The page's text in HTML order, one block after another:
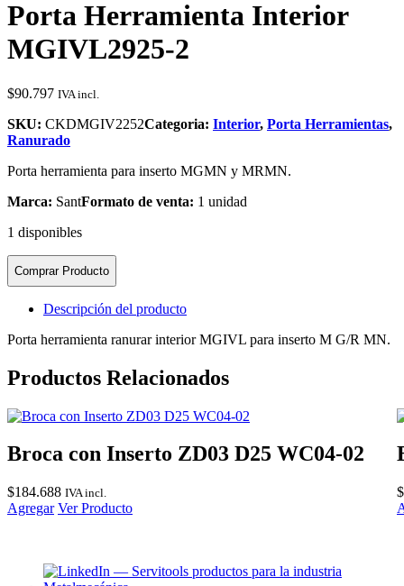
Porta Herramienta Interior
MGIVL2925-2
$90.797 IVA incl.
SKU: CKDMGIV2252Categoria: Interior, Porta Herramientas,
Ranurado
Porta herramienta para inserto MGMN y MRMN.
Marca: SantFormato de venta: 1 unidad
1 disponibles
Comprar Producto
Descripción del producto
Porta herramienta ranurar interior MGIVL para inserto M G/R MN.
Productos Relacionados
Broca con Inserto ZD03 D25 WC04-02
$184.688 IVA incl.
Agregar Ver Producto
$